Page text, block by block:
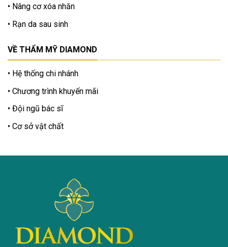
Nâng cơ xóa nhăn
Rạn da sau sinh
VỀ THẨM MỸ DIAMOND
Hệ thống chi nhánh
Chương trình khuyến mãi
Đội ngũ bác sĩ
Cơ sở vật chất